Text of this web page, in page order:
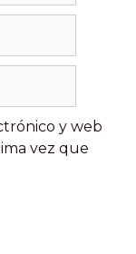
y web
vez que